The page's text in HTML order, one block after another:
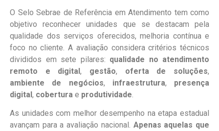
O Selo Sebrae de Referência em Atendimento tem como
objetivo reconhecer unidades que se destacam pela
qualidade dos serviços oferecidos, melhoria contínua e
foco no cliente. A avaliação considera critérios técnicos
divididos em sete pilares: qualidade no atendimento
remoto e digital, gestão, oferta de soluções,
ambiente de negócios, infraestrutura, presença
digital, cobertura e produtividade
As unidades com melhor desempenho na etapa estadual
avançam para a avaliação nacional. Apenas aquelas que